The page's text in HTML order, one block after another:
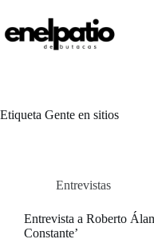
contenido
Etiqueta Gente en sitios
Entrevistas
Entrevista a Roberto
Constante’